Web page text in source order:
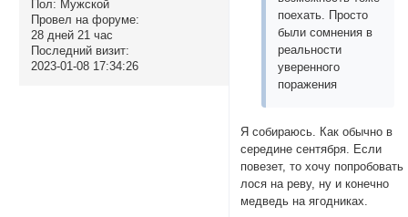
Пол: Мужской
Провел на форуме:
28 дней 21 час
Последний визит:
2023-01-08 17:34:26
поехать. Просто
были сомнения в
реальности
уверенного
поражения
Я собираюсь. Как обычно в
середине сентября. Если
повезет, то хочу попробовать
лося на реву, ну и конечно
медведь на ягодниках.